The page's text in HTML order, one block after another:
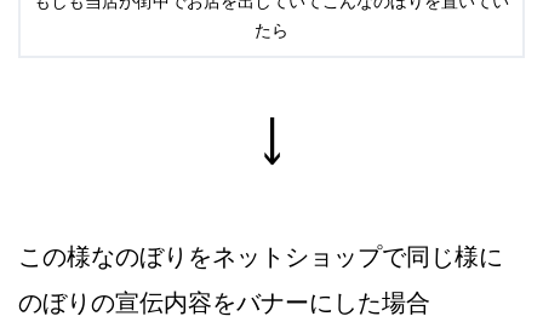
たら
↓
この様なのぼりをネットショップで同じ様に
のぼりの宣伝内容をバナーにした場合